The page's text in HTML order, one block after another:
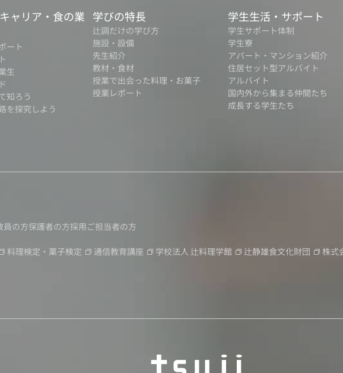
ャリア・食の業
ート
生
知ろう
を探究しよう
学びの特長
辻調だけの学び方
施設・設備
先生紹介
教材・食材
授業で出会った料理・お菓子
授業レポート
学生生活・サポート
学生サポート体制
学生寮
アパート・マンション紹介
住居セット型アルバイト
アルバイト
国内外から集まる仲間たち
成長する学生たち
員の方保護者の方採用ご担当者の方
料理検定・菓子検定 通信教育講座 学校法人 辻料理学館 辻静雄食文化財団 株式